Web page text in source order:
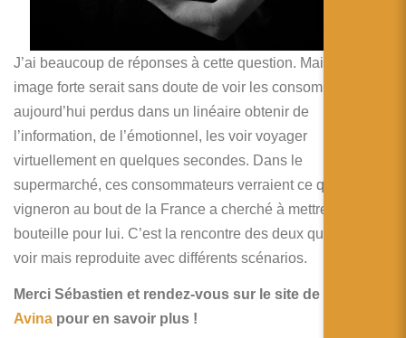
J’ai beaucoup de réponses à cette question. Mais une
image forte serait sans doute de voir les consommateurs
aujourd’hui perdus dans un linéaire obtenir de
l’information, de l’émotionnel, les voir voyager
virtuellement en quelques secondes. Dans le
supermarché, ces consommateurs verraient ce qu’un
vigneron au bout de la France a cherché à mettre en
bouteille pour lui. C’est la rencontre des deux que j’aimerai
voir mais reproduite avec différents scénarios.
Merci Sébastien et rendez-vous sur le site de l’
Avina pour en savoir plus !